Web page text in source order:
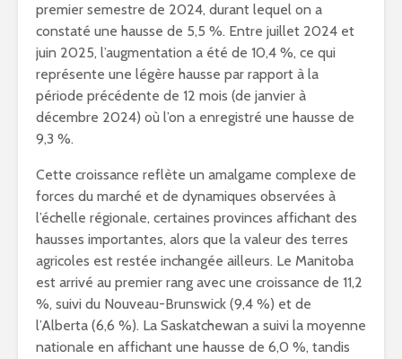
premier semestre de 2024, durant lequel on a
constaté une hausse de 5,5 %. Entre juillet 2024 et
juin 2025, l’augmentation a été de 10,4 %, ce qui
représente une légère hausse par rapport à la
période précédente de 12 mois (de janvier à
décembre 2024) où l’on a enregistré une hausse de
9,3 %.
Cette croissance reflète un amalgame complexe de
forces du marché et de dynamiques observées à
l’échelle régionale, certaines provinces affichant des
hausses importantes, alors que la valeur des terres
agricoles est restée inchangée ailleurs. Le Manitoba
est arrivé au premier rang avec une croissance de 11,2
%, suivi du Nouveau-Brunswick (9,4 %) et de
l’Alberta (6,6 %). La Saskatchewan a suivi la moyenne
nationale en affichant une hausse de 6,0 %, tandis